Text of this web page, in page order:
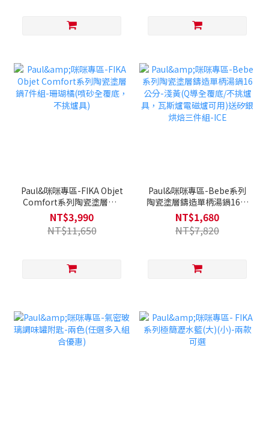
Paul&咪咪專區-FIKA Objet
Comfort系列陶瓷塗層鍋7
件組-珊瑚橘(噴砂全覆底，
不挑爐具)
NT$3,990
NT$11,650
Paul&咪咪專區-Bebe系列
陶瓷塗層鑄造單柄湯鍋16公
分-淺黃(Q導全覆底/不挑爐
具，瓦斯爐電磁爐可用)送矽
銀烘焙三件組-ICE
NT$1,680
NT$7,820